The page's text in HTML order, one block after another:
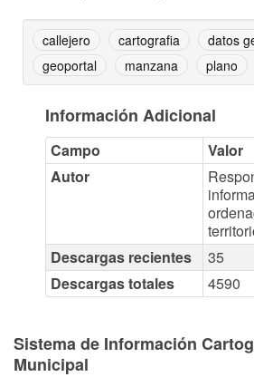
callejero cartografia
datos
geoportal
manzana plano
Información Adicional
Campo
Valor
Autor
Descargas recientes
35
Descargas totales
4590
Sistema de Información
Municipal